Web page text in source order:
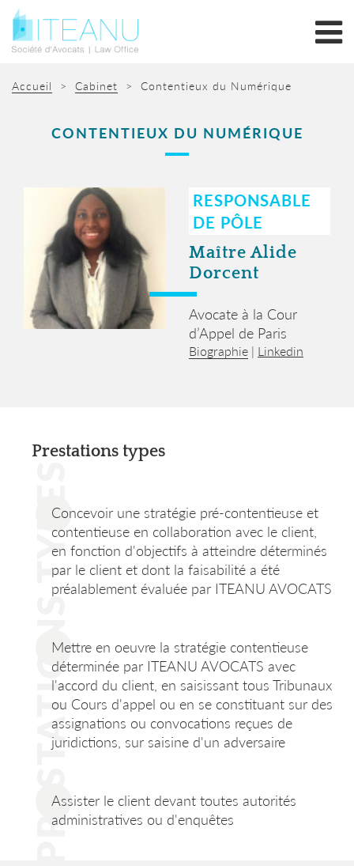
Accueil > Cabinet > Contentieux du Numérique
CONTENTIEUX DU NUMÉRIQUE
RESPONSABLE
DE PÔLE
Maître Alide
Dorcent
Avocate à la Cour
d’Appel de Paris
Biographie | Linkedin
PRESTATIONS TYPES
Prestations types
Concevoir une stratégie pré-contentieuse et
contentieuse en collaboration avec le client,
en fonction d'objectifs à atteindre déterminés
par le client et dont la faisabilité a été
préalablement évaluée par ITEANU AVOCATS
Mettre en oeuvre la stratégie contentieuse
déterminée par ITEANU AVOCATS avec
l'accord du client, en saisissant tous Tribunaux
ou Cours d'appel ou en se constituant sur des
assignations ou convocations reçues de
juridictions, sur saisine d'un adversaire
Assister le client devant toutes autorités
administratives ou d'enquêtes